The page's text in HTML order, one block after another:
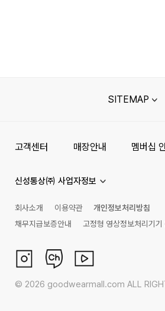
SITEMAP
고객센터 매장안내 멤버십
신성통상㈜ 사업자정보
회사소개 이용약관
개인정보처리방침
채무지급보증안내
고정형 영상정보처리기기
© 2026 goodwearmall.com ALL